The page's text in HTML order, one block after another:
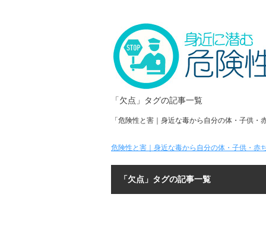
「欠点」タグの記事一覧
「危険性と害｜身近な毒から自分の体・子供
危険性と害｜身近な毒から自分の体・子供・赤
「欠点」タグの記事一覧